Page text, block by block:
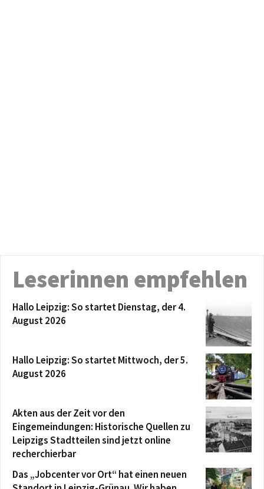
Leserinnen empfehlen
Hallo Leipzig: So startet Dienstag, der 4.
August 2026
Hallo Leipzig: So startet Mittwoch, der 5.
August 2026
Akten aus der Zeit vor den
Eingemeindungen: Historische Quellen zu
Leipzigs Stadtteilen sind jetzt online
recherchierbar
Das „Jobcenter vor Ort“ hat einen neuen